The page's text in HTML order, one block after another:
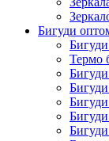
Бигуди
Термо